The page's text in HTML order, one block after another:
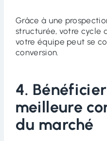
Grâce à une
structurée, votre cycle
votre équipe peut se
conversion.
4.
meilleure
du marché